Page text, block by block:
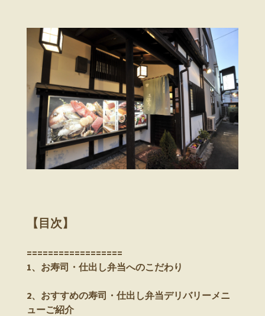
【目次】
==================
1、お寿司・仕出し弁当へのこだわり
2、おすすめの寿司・仕出し弁当デリバリーメニ
ューご紹介